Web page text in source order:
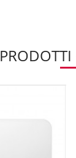
PRODOTTI